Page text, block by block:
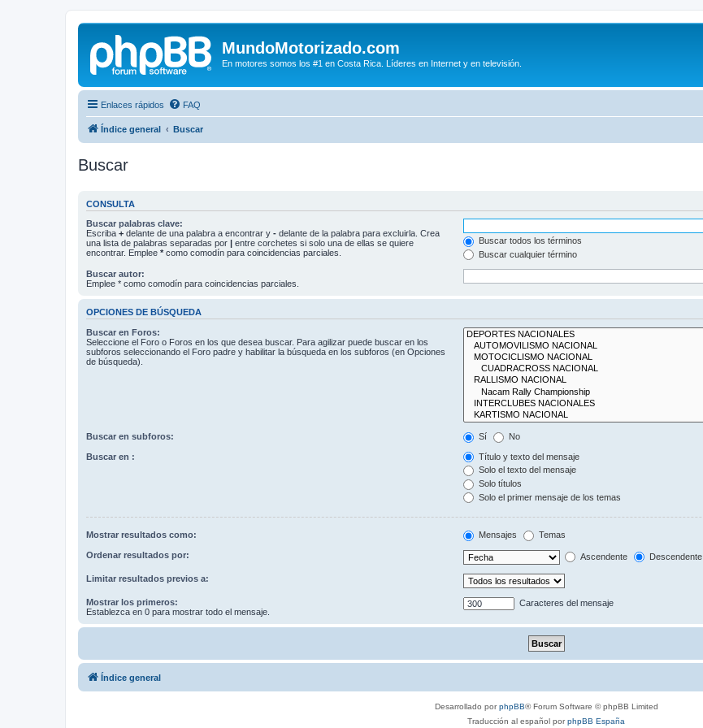
MundoMotorizado.com
En motores somos los #1 en Costa Rica. Líderes en Internet y en televisión.
Enlaces rápidos FAQ
Índice general Buscar
Buscar
CONSULTA
Buscar palabras clave:
Escriba + delante de una palabra a encontrar y - delante de la palabra para excluirla. Crea
una lista de palabras separadas por | entre corchetes si solo una de ellas se quiere
encontrar. Emplee * como comodín para coincidencias parciales.
Buscar todos los términos
Buscar cualquier término
Buscar autor:
Emplee * como comodín para coincidencias parciales.
OPCIONES DE BÚSQUEDA
Buscar en Foros:
Seleccione el Foro o Foros en los que desea buscar. Para agilizar puede buscar en los
subforos seleccionando el Foro padre y habilitar la búsqueda en los subforos (en Opciones
de búsqueda).
Buscar en subforos: Sí No
Buscar en :
Título y texto del mensaje
Solo el texto del mensaje
Solo títulos
Solo el primer mensaje de los temas
Mostrar resultados como: Mensajes Temas
Ordenar resultados por: Ascendente Descendente
Limitar resultados previos a:
Mostrar los primeros:
Establezca en 0 para mostrar todo el mensaje.
Caracteres del mensaje
Índice general
Desarrollado porphpBB® Forum Software © phpBB Limited
Traducción al español porphpBB España